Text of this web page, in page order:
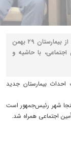
نصر: در جریان بازدید اعضای کمیسیون اجتماعی مجلس از بیمارستان ۲۹ بهمن
با حاشیه و
بیمارستان جدید
شهر رئیس‌جمهور است
اجتماعی همراه شد.